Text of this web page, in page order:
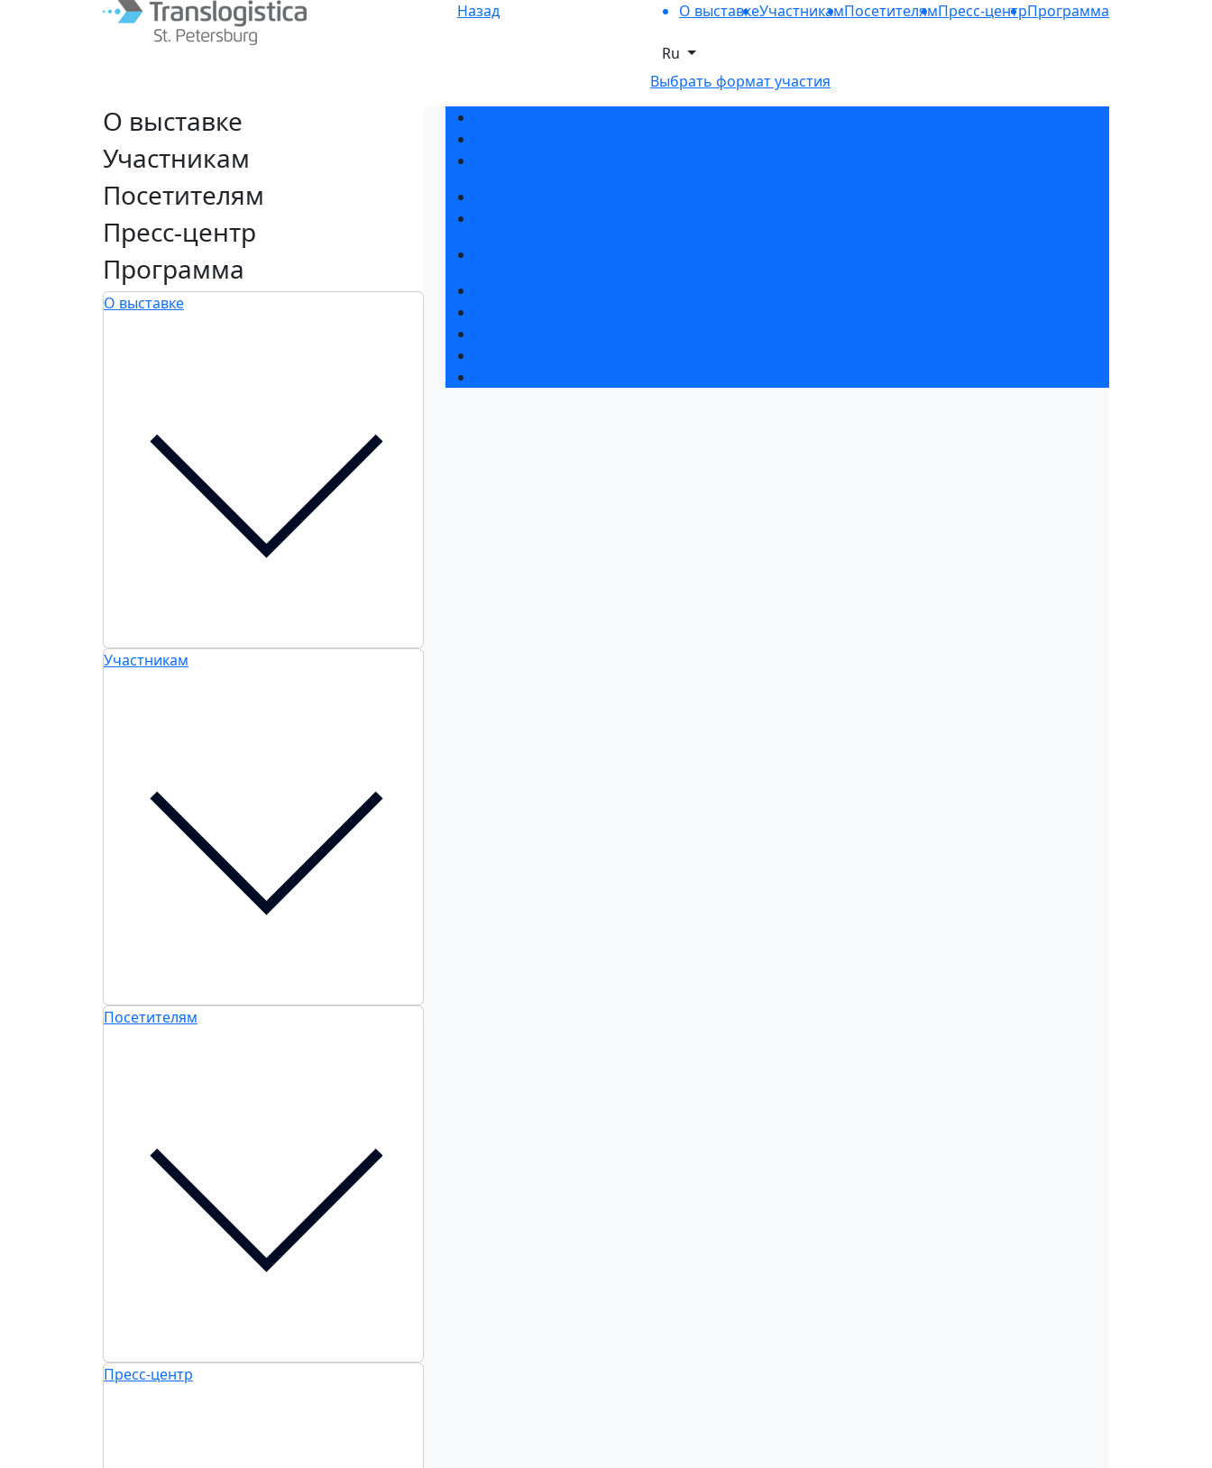
Назад О выставкеУчастникамПосетителямПресс-центрПрограмма
Ru
Выбрать формат участия
О выставке
Участникам
Посетителям
Пресс-центр
Программа
О выставке
Участникам
Посетителям
Пресс-центр